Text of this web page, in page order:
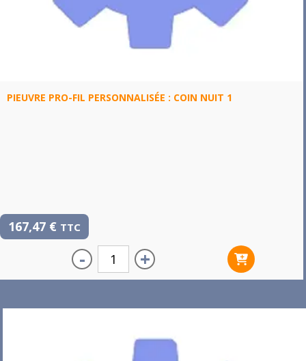
PIEUVRE PRO-FIL PERSONNALISÉE : COIN NUIT 1
167,47 € TTC
- +